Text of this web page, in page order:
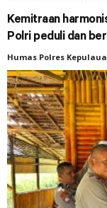
Kemitraan
Polri peduli dan
Humas Polres